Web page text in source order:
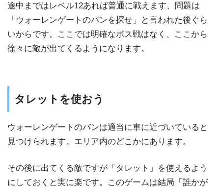
途中まではレベル12あれば普通に戦えます、問題は
「ウォーレンゲートのバンを探せ」と言われた後ぐら
いからです。ここでは明確なボス戦はなく、ここから
徐々に敵が出てくるようになります。
タレットを使おう
ウォーレンゲートのバンは適当に車に近づいていると
見つけられます。エリア内のどこかにあります。
その後に出てくる敵ですが「タレット」を使えるよう
にしておくと実に楽です。このゲームは結局「誰かが